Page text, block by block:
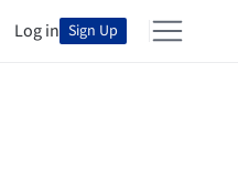
Log in Sign Up